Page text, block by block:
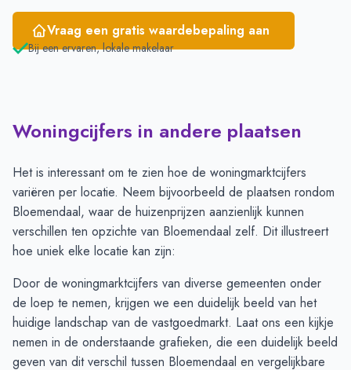
Vraag een gratis waardebepaling aan
Bij een ervaren, lokale makelaar
Woningcijfers in andere plaatsen
Het is interessant om te zien hoe de woningmarktcijfers
variëren per locatie. Neem bijvoorbeeld de plaatsen rondom
Bloemendaal, waar de huizenprijzen aanzienlijk kunnen
verschillen ten opzichte van Bloemendaal zelf. Dit illustreert
hoe uniek elke locatie kan zijn:
Door de woningmarktcijfers van diverse gemeenten onder
de loep te nemen, krijgen we een duidelijk beeld van het
huidige landschap van de vastgoedmarkt. Laat ons een kijkje
nemen in de onderstaande grafieken, die een duidelijk beeld
geven van dit verschil tussen Bloemendaal en vergelijkbare